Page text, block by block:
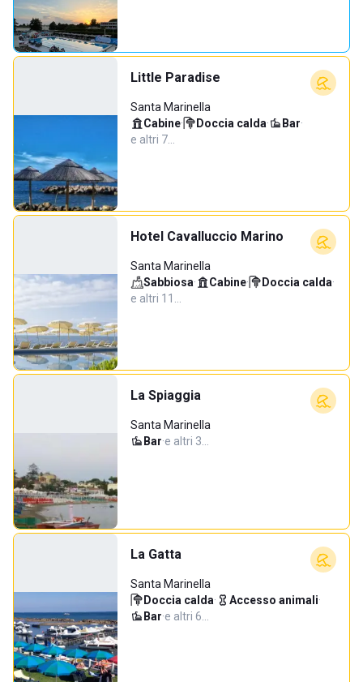
Little Paradise
Santa Marinella
Cabine· Doccia calda· Bar·
e altri 7…
Hotel Cavalluccio Marino
Santa Marinella
Sabbiosa· Cabine· Doccia calda·
e altri 11…
La Spiaggia
Santa Marinella
Bar·e altri 3…
La Gatta
Santa Marinella
Doccia calda· Accesso animali·
Bar·e altri 6…